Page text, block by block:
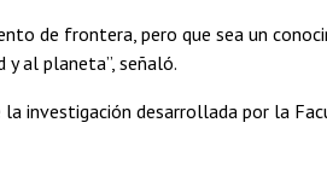
de frontera, pero que sea un
al planeta”, señaló.
investigación desarrollada por la